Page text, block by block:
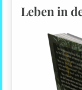
Leben in